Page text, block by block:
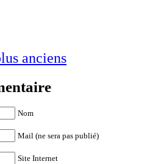
anciens
Nom
Mail (ne sera pas publié)
Site Internet